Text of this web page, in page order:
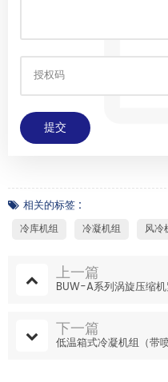
相关的标签 :
冷库机组 冷凝机组 风冷
上一篇
BUW-A系列涡旋压缩
下一篇
低温箱式冷凝机组（带